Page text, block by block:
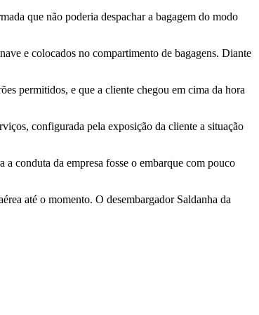
que não poderia despachar a bagagem do modo
e colocados no compartimento de bagagens. Diante
permitidos, e que a cliente chegou em cima da hora
configurada pela exposição da cliente a situação
a conduta da empresa fosse o embarque com pouco
até o momento. O desembargador Saldanha da